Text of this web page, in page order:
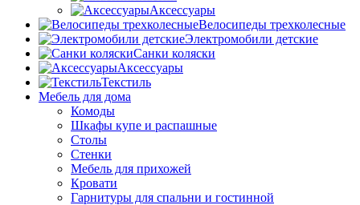
Аксессуары
Велосипеды трехколесные
Электромобили детские
Санки коляски
Аксессуары
Текстиль
Мебель для дома
Комоды
Шкафы купе и распашные
Столы
Стенки
Мебель для прихожей
Кровати
Гарнитуры для спальни и гостинной